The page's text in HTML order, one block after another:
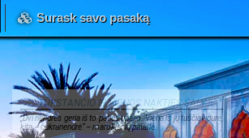
Surask savo pasaką
TŪKSTANČIO IR VIENOS NAKTIES ŠALYJE...
„Dvi nendrės geria iš to paties upelio. Viena iš jų tuščiavidurė,
kita – cukranendrė“ – marokiečių patarlė.